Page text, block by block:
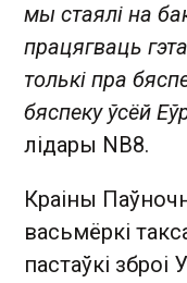
мы стаялі на
працягваць
толькі пра
бяспеку ўсёй
лідары NB8.
Краіны
васьмёркі
пастаўкі зброі